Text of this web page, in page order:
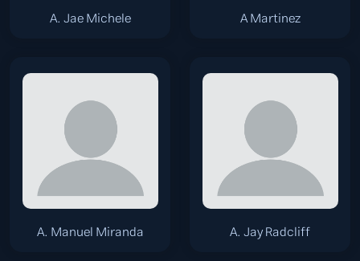
A Martinez
A. Jae Michele
A. Jay Radcliff
A. Manuel Miranda